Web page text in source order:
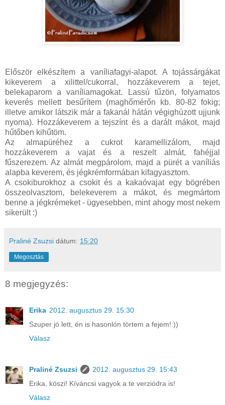
Először elkészítem a vaníliafagyi-alapot. A tojássárgákat
kikeverem a xilittel/cukorral, hozzákeverem a tejet,
belekaparom a vaníliamagokat. Lassú tűzön, folyamatos
keverés mellett besűrítem (maghőmérőn kb. 80-82 fokig;
illetve amikor látszik már a fakanál hátán végighúzott ujjunk
nyoma). Hozzákeverem a tejszínt és a darált mákot, majd
hűtőben kihűtöm.
Az almapüréhez a cukrot karamellizálom, majd
hozzákeverem a vajat és a reszelt almát, fahéjjal
fűszerezem. Az almát megpárolom, majd a pürét a vaníliás
alapba keverem, és jégkrémformában kifagyasztom.
A csokiburokhoz a csokit és a kakaóvajat egy bögrében
összeolvasztom, belekeverem a mákot, és megmártom
benne a jégkrémeket - ügyesebben, mint ahogy most nekem
sikerült :)
Praliné Zsuzsi dátum: 15:20
Megosztás
8 megjegyzés:
Erika 2012. augusztus 29. 15:30
Szuper jó lett, én is hasonlón törtem a fejem!:))
Válasz
Praliné Zsuzsi
2012. augusztus 29. 15:43
Erika, köszi! Kíváncsi vagyok a te verziódra is!
Válasz